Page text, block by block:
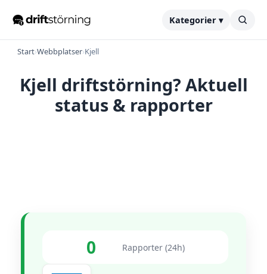
Kategorier ▾
Start›Webbplatser›Kjell
Kjell driftstörning? Aktuell
status & rapporter
0 Rapporter (24h)